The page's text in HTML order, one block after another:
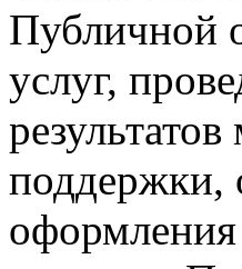
Публичной
услуг,
поддержки,
оформления